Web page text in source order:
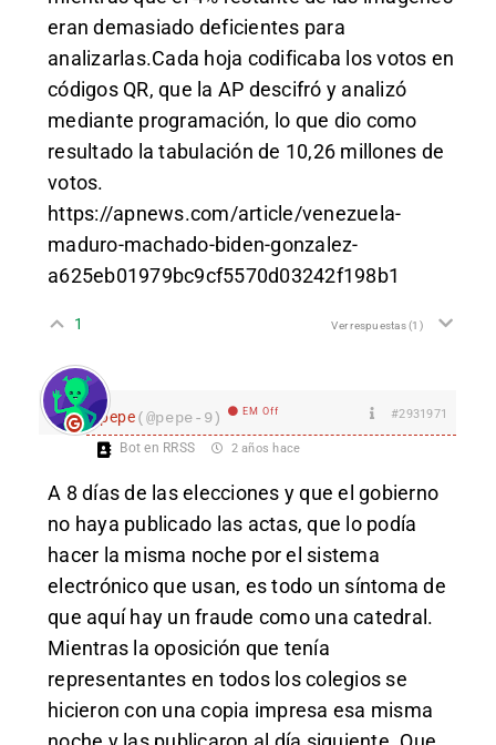
eran demasiado deficientes para
analizarlas.Cada hoja codificaba los votos en
códigos QR, que la AP descifró y analizó
mediante programación, lo que dio como
resultado la tabulación de 10,26 millones de
votos.
https://apnews.com/article/venezuela-
maduro-machado-biden-gonzalez-
a625eb01979bc9cf5570d03242f198b1
1 Ver respuestas(1)
pepe(@pepe-9) EM Off #2931971
Bot en RRSS 2 años hace
A 8 días de las elecciones y que el gobierno
no haya publicado las actas, que lo podía
hacer la misma noche por el sistema
electrónico que usan, es todo un síntoma de
que aquí hay un fraude como una catedral.
Mientras la oposición que tenía
representantes en todos los colegios se
hicieron con una copia impresa esa misma